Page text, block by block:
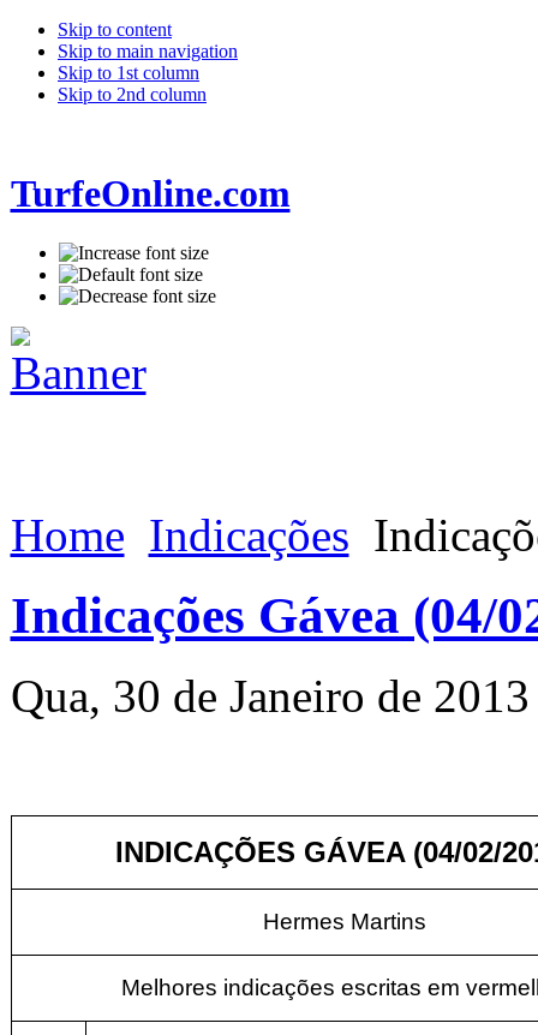
Skip to content
Skip to main navigation
Skip to 1st column
Skip to 2nd column
TurfeOnline.com
Home Indicações
Indicações Gávea (04/
Qua, 30 de Janeiro de
INDICAÇÕES GÁVEA (04/02/
Hermes Martins
Melhores indicações escritas em